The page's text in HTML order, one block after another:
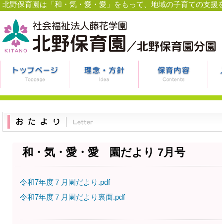
北野保育園は「和・気・愛・愛」をもって、地域の子育ての支援
和・気・愛・愛 園だより 7月号
令和7年度７月園だより.pdf
令和7年度７月園だより裏面.pdf